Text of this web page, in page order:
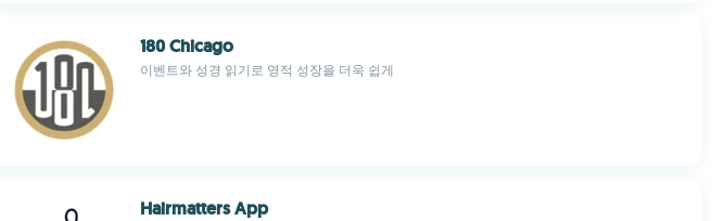
180 Chicago
이벤트와 성경 읽기로 영적 성장을 더욱 쉽게
Hairmatters App